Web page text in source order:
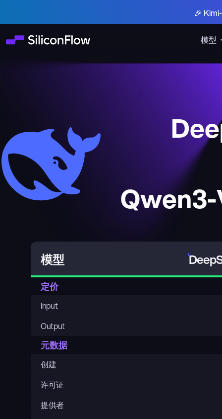
模型
🎉
模型
定价
Input
Output
元数据
创建
许可证
提供者